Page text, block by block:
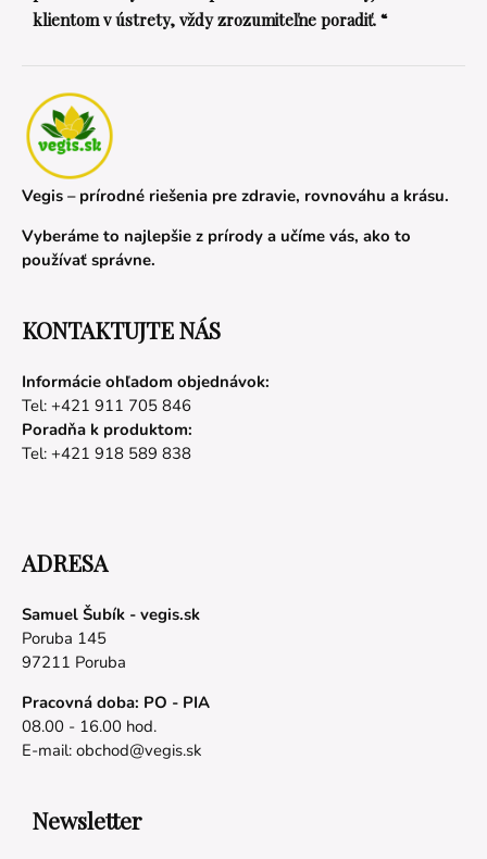
klientom v ústrety, vždy zrozumiteľne poradiť. “
Vegis – prírodné riešenia pre zdravie, rovnováhu a krásu.
Vyberáme to najlepšie z prírody a učíme vás, ako to
používať správne.
KONTAKTUJTE NÁS
Informácie ohľadom objednávok:
Tel: +421 911 705 846
Poradňa k produktom:
Tel: +421 918 589 838
ADRESA
Samuel Šubík - vegis.sk
Poruba 145
97211 Poruba
Pracovná doba: PO - PIA
08.00 - 16.00 hod.
E-mail: obchod@vegis.sk
Newsletter